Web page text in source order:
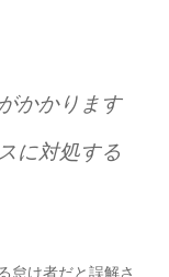
かかります
に対処する
怠け者だと誤解さ